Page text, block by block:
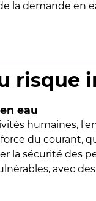
la demande en
risque
eau
humaines,
du courant,
la sécurité des
avec